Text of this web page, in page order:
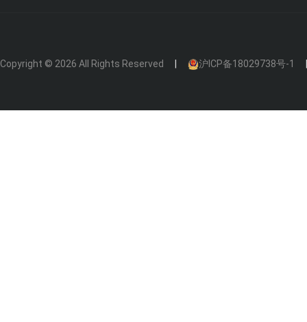
Copyright © 2026 All Rights Reserved 沪ICP备18029738号-1